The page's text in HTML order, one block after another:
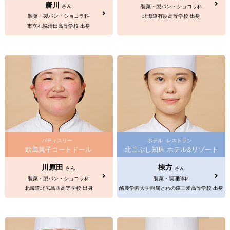
唐川
さん
製菓・製パン・ショコラ科
市立札幌清田高等学校 出身
製菓・製パン・ショコラ科
北海道有朋高等学校 出身
パティスリー
欧風菓子コートドール
川原田 さん
製菓・製パン・ショコラ科
北海道北広島西高等学校 出身
ホテル レストラン
北こぶし知床 ホテル&リゾート
棟方 さん
製菓・調理師科
酪農学園大学附属とわの森三愛高等学校 出身